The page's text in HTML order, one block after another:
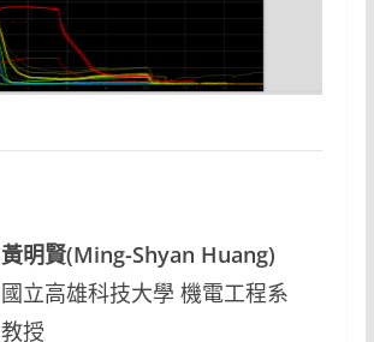
黃明賢(Ming-Shyan Huang)
國立高雄科技大學 機電工程系
教授